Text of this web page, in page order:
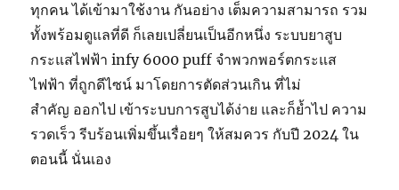
ทุกคน ได้เข้ามาใช้งาน กันอย่าง เต็มความสามารถ รวม
ทั้งพร้อมดูแลที่ดี ก็เลยเปลี่ยนเป็นอีกหนึ่ง ระบบยาสูบ
กระแสไฟฟ้า infy 6000 puff จำพวกพอร์ตกระแส
ไฟฟ้า ที่ถูกดีไซน์ มาโดยการตัดส่วนเกิน ที่ไม่
สำคัญ ออกไป เข้าระบบการสูบได้ง่าย และก็ย้ำไป ความ
รวดเร็ว รีบร้อนเพิ่มขึ้นเรื่อยๆ ให้สมควร กับปี 2024ใน
ตอนนี้ นั่นเอง